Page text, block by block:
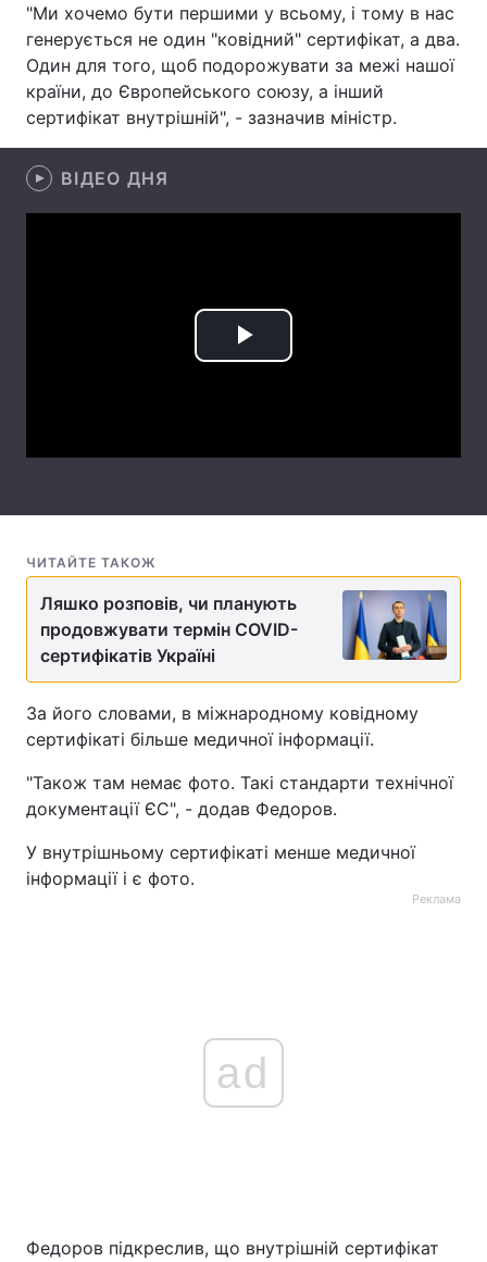
Техно і зв'язок Лайт
Зброя Інциденти
Здоров'я
Цікавинки
"Ми хочемо бути першими у всьому, і тому в нас
генерується не один "ковідний" сертифікат, а два.
Один для того, щоб подорожувати за межі нашої
країни, до Європейського союзу, а інший
сертифікат внутрішній", - зазначив міністр.
ВІДЕО ДНЯ
Play
ЧИТАЙТЕ ТАКОЖ
Ляшко розповів, чи планують
продовжувати термін COVID-
сертифікатів Україні
За його словами, в міжнародному ковідному
сертифікаті більше медичної інформації.
"Також там немає фото. Такі стандарти технічної
документації ЄС", - додав Федоров.
У внутрішньому сертифікаті менше медичної
інформації і є фото.
Реклама
ad
Федоров підкреслив, що внутрішній сертифікат